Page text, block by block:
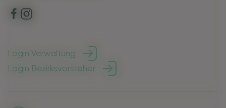
Login Verwaltung
Login Bezirksvorsteher